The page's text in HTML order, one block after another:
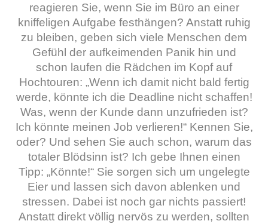
reagieren Sie, wenn Sie im Büro an einer
kniffeligen Aufgabe festhängen? Anstatt ruhig
zu bleiben, geben sich viele Menschen dem
Gefühl der aufkeimenden Panik hin und
schon laufen die Rädchen im Kopf auf
Hochtouren: „Wenn ich damit nicht bald fertig
werde, könnte ich die Deadline nicht schaffen!
Was, wenn der Kunde dann unzufrieden ist?
Ich könnte meinen Job verlieren!“ Kennen Sie,
oder? Und sehen Sie auch schon, warum das
totaler Blödsinn ist? Ich gebe Ihnen einen
Tipp: „Könnte!“ Sie sorgen sich um ungelegte
Eier und lassen sich davon ablenken und
stressen. Dabei ist noch gar nichts passiert!
Anstatt direkt völlig nervös zu werden, sollten